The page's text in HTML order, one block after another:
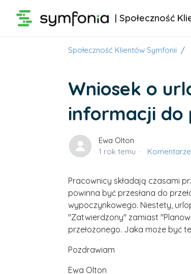
| Społeczność
Społeczność Klientów Symfonii
Wniosek o
informacji do
Ewa Olton
1 rok temu
Pracownicy składają czasami
powinna być przesłana do
wypoczynkowego. Niestety,
"Zatwierdzony" zamiast
przełożonego. Jaka może być
Pozdrawiam
Ewa Olton